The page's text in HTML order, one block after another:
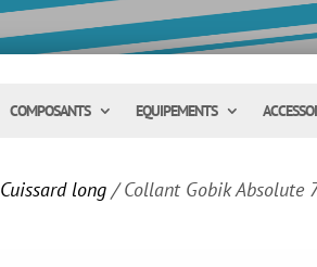
COMPOSANTS EQUIPEMENTS
Cuissard long/ Collant Gobik Absolute